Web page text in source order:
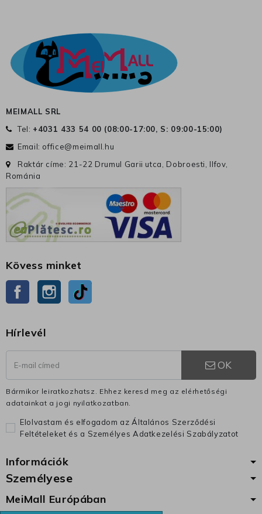
MEIMALL SRL
Tel: +4031 433 54 00 (08:00-17:00, S: 09:00-15:00)
Email: office@meimall.hu
Raktár címe: 21-22 Drumul Garii utca, Dobroesti, Ilfov,
Románia
Kövess minket
Facebook Instagram
Hírlevél
OK
Bármikor leiratkozhatsz. Ehhez keresd meg az elérhetőségi
adatainkat a jogi nyilatkozatban.
Elolvastam és elfogadom az Általános Szerződési
Feltételeket és a Személyes Adatkezelési Szabályzatot
Információk
Személyese
MeiMall Európában